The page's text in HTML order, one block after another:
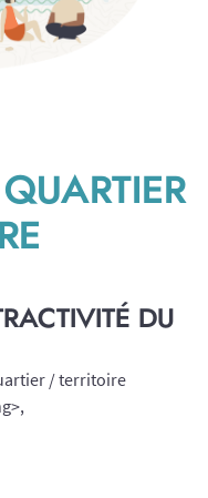
QUARTIER
DU
/ territoire